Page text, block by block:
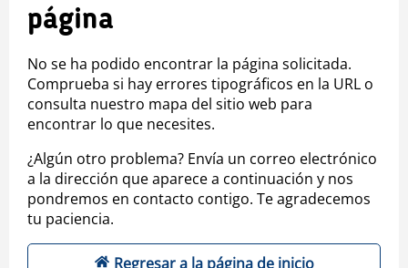
página
No se ha podido encontrar la página solicitada.
Comprueba si hay errores tipográficos en la URL o
consulta nuestro mapa del sitio web para
encontrar lo que necesites.
¿Algún otro problema? Envía un correo electrónico
a la dirección que aparece a continuación y nos
pondremos en contacto contigo. Te agradecemos
tu paciencia.
Regresar a la página de inicio